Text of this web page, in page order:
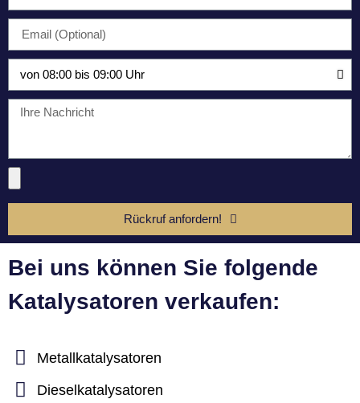
Rückruf anfordern!
Bei uns können Sie folgende
Katalysatoren verkaufen:
Metallkatalysatoren
Dieselkatalysatoren